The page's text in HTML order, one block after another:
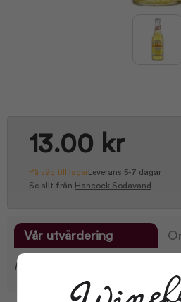
13.00 kr
På väg till lager Leverans 5-7 dagar
Se allt från Hancock Sodavand
Vår utvärdering
Mild och frisk citron i en mild dusch